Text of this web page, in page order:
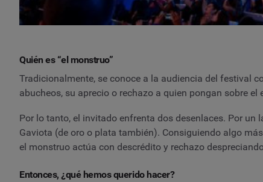
Quién es “el monstruo”
Tradicionalmente, se conoce a la audiencia del festival
abucheos, su aprecio o rechazo a quien pongan sobre el
Por lo tanto, el invitado enfrenta dos desenlaces. Por un
Gaviota (de oro o plata también). Consiguiendo algo
el monstruo actúa con descrédito y rechazo
Entonces, ¿qué hemos querido hacer?